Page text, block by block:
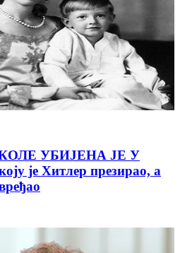
УБИЈЕНА ЈЕ У
је Хитлер презирао, а